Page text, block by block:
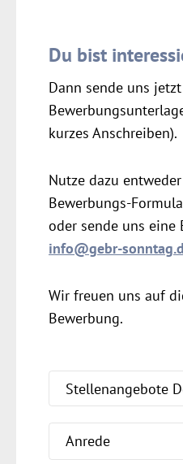
Du bist
Dann sende uns
kurzes Anschreiben).
Nutze dazu
Bewerbungs-
oder sende uns eine
info@gebr-
Wir freuen uns auf
Bewerbung.